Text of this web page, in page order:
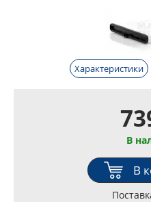
Характеристики
В
В